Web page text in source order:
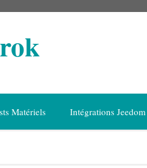
Matériels Intégrations Jeedom